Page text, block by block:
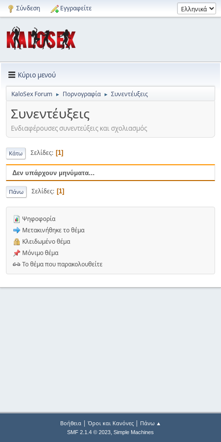
Σύνδεση Εγγραφείτε
Κύριο μενού
KaloSex Forum ► Πορνογραφία ► Συνεντέυξεις
Συνεντέυξεις
Ενδιαφέρουσες συνεντεύξεις και σχολιασμός
Κάτω Σελίδες 1
Δεν υπάρχουν μηνύματα...
Πάνω Σελίδες 1
Ψηφοφορία
Μετακινήθηκε το θέμα
Κλειδωμένο θέμα
Μόνιμο θέμα
Το θέμα που παρακολουθείτε
Βοήθεια| Όροι και Κανόνες| Πάνω ▲
SMF 2.1.4 © 2023, Simple Machines